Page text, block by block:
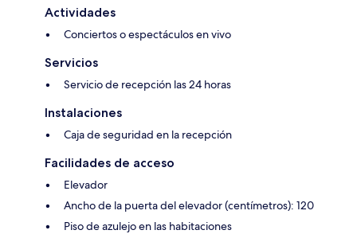
Actividades
Conciertos o espectáculos en vivo
Servicios
Servicio de recepción las 24 horas
Instalaciones
Caja de seguridad en la recepción
Facilidades de acceso
Elevador
Ancho de la puerta del elevador (centímetros): 120
Piso de azulejo en las habitaciones